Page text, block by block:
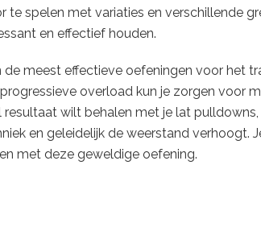
spelen met variaties en verschillende
en effectief houden.
meest effectieve oefeningen voor het
overload kun je zorgen voor
wilt behalen met je lat
en geleidelijk de weerstand verhoogt.
met deze geweldige oefening.